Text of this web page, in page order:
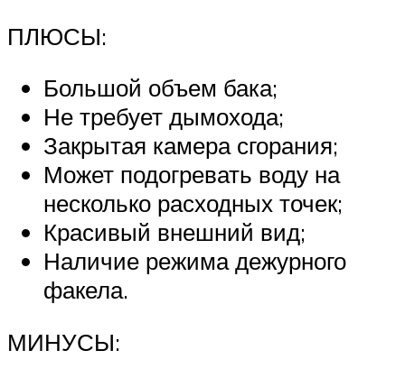
ПЛЮСЫ:
Большой объем бака;
Не требует дымохода;
Закрытая камера сгорания;
Может подогревать воду на
несколько расходных точек;
Красивый внешний вид;
Наличие режима дежурного
факела.
МИНУСЫ: